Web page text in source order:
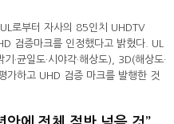
로부터 자사의 85인치 UHDTV
검증마크를 인정했다고 밝혔다. UL
·균일도·시야각·해상도), 3D(해상도·
가하고 UHD 검증 마크를 발행한 것